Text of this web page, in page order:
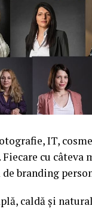
IT,
cu câteva
branding
caldă și